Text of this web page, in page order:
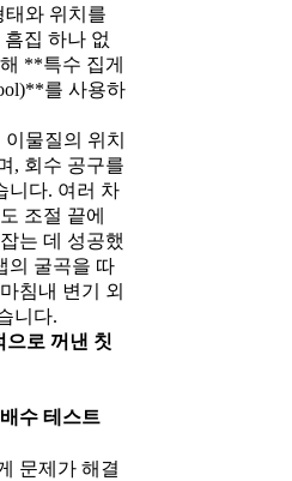
태와 위치를
집 하나 없
**특수 집게
를 사용하
물질의 위치
, 회수 공구를
니다. 여러 차
조절 끝에
는 데 성공했
의 굴곡을 따
침내 변기 외
니다.
으로 꺼낸 칫
수 테스트
문제가 해결